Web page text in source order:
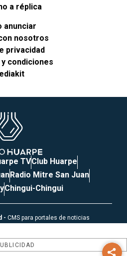
a réplica
anunciar
nosotros
privacidad
condiciones
TVClub Huarpe
Radio Mitre San Juan
Chingui-Chingui
- CMS para portales de noticias